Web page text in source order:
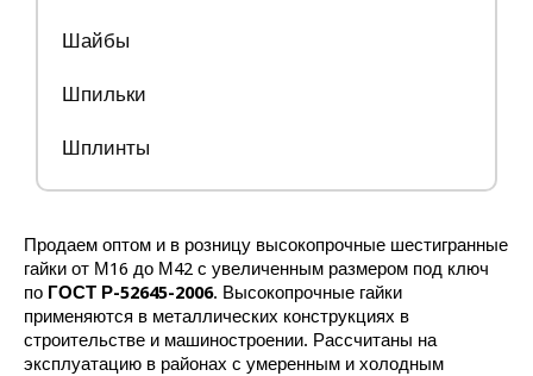
Шайбы
Шпильки
Шплинты
Продаем оптом и в розницу высокопрочные шестигранные
гайки от М16 до М42 с увеличенным размером под ключ
по ГОСТ Р-52645-2006. Высокопрочные гайки
применяются в металлических конструкциях в
строительстве и машиностроении. Рассчитаны на
эксплуатацию в районах с умеренным и холодным